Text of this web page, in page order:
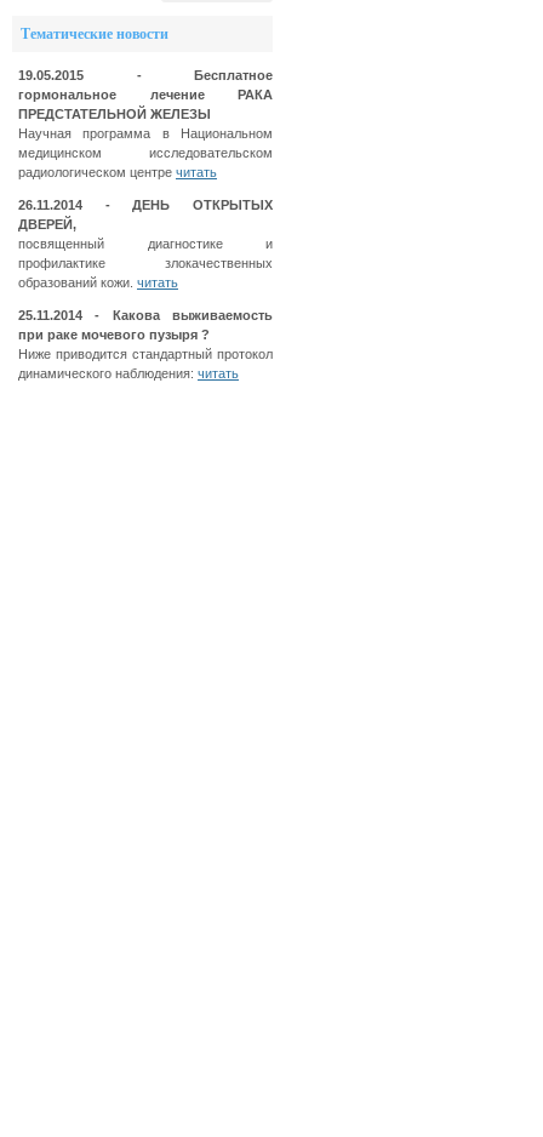
Тематические новости
19.05.2015 - Бесплатное
гормональное лечение РАКА
ПРЕДСТАТЕЛЬНОЙ ЖЕЛЕЗЫ
Научная программа в Национальном
медицинском исследовательском
радиологическом центре читать
26.11.2014 - ДЕНЬ ОТКРЫТЫХ
ДВЕРЕЙ,
посвященный диагностике и
профилактике злокачественных
образований кожи. читать
25.11.2014 - Какова выживаемость
при раке мочевого пузыря ?
Ниже приводится стандартный протокол
динамического наблюдения: читать